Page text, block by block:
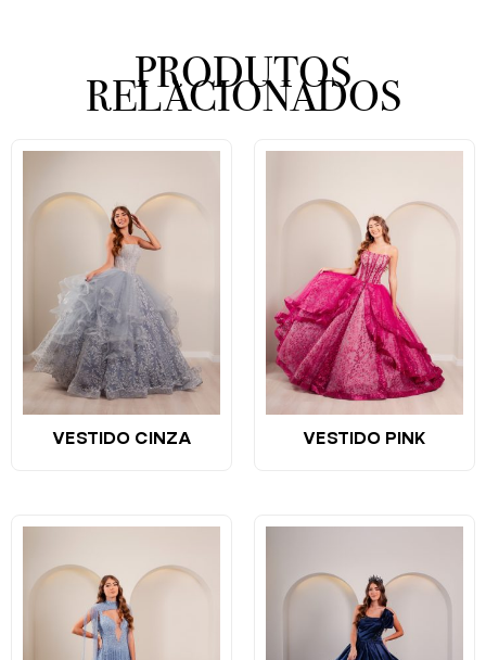
PRODUTOS
RELACIONADOS
VESTIDO CINZA VESTIDO PINK